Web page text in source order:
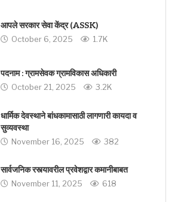
आपले सरकार सेवा केंद्र (ASSK)
October 6, 2025 1.7K
पदनाम : ग्रामसेवक ग्रामविकास अधिकारी
October 21, 2025 3.2K
धार्मिक देवस्थाने बांधकामासाठी लागणारी कायदा व
सुव्यवस्था
November 16, 2025 382
सार्वजनिक रस्त्यावरील प्रवेशद्वार कमानीबाबत
November 11, 2025 618